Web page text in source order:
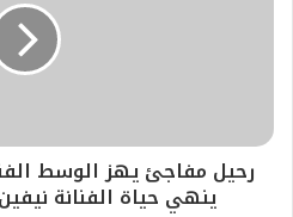
رحيل مفاجئ يهز الوسط
ينهي حياة الفنانة